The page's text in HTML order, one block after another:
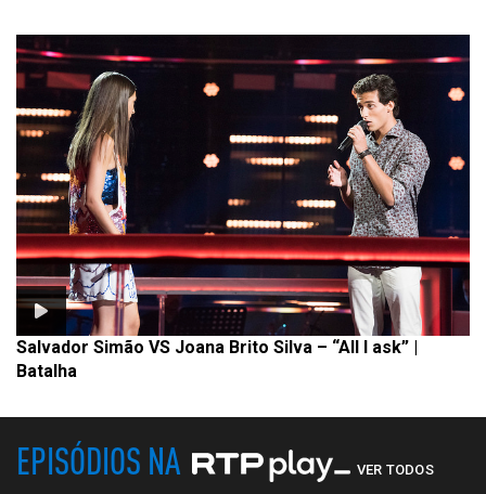
Salvador Simão VS Joana Brito Silva – “All I ask” |
Batalha
EPISÓDIOS NA VER TODOS